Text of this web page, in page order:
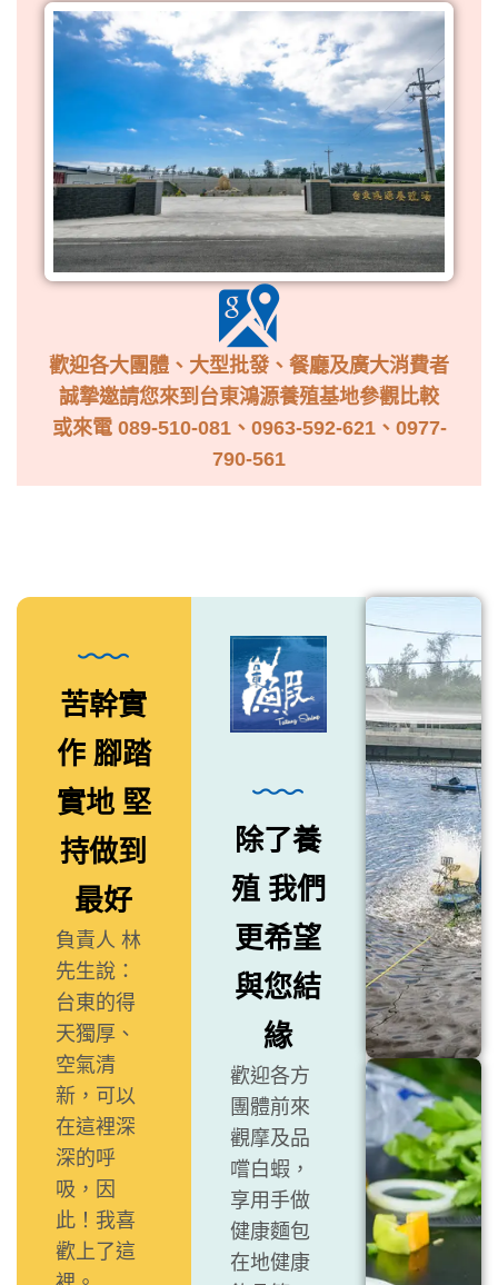
歡迎各大團體、大型批發、餐廳及廣大消費者
誠摯邀請您來到台東鴻源養殖基地參觀比較
或來電 089-510-081、0963-592-621、0977-
790-561
苦幹實
作 腳踏
實地 堅
持做到
最好
負責人 林
先生說：
台東的得
天獨厚、
空氣清
新，可以
在這裡深
深的呼
吸，因
此！我喜
歡上了這
除了養
殖 我們
更希望
與您結
緣
歡迎各方
團體前來
觀摩及品
嚐白蝦，
享用手做
健康麵包
在地健康